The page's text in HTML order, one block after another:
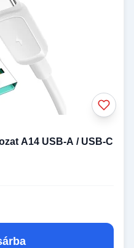
A14 USB-A / USB-C